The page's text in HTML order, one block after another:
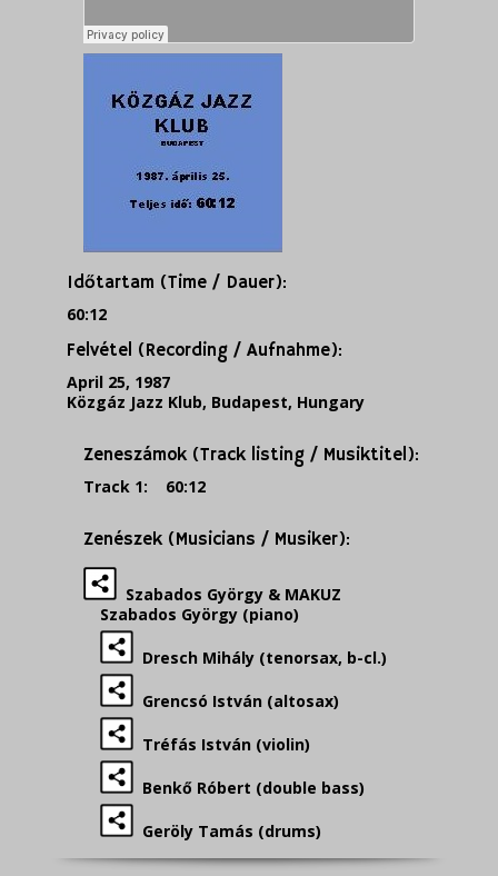
Időtartam (Time / Dauer):
60:12
Felvétel (Recording / Aufnahme):
April 25, 1987
Közgáz Jazz Klub, Budapest, Hungary
Zeneszámok (Track listing / Musiktitel):
Track 1: 60:12
Zenészek (Musicians / Musiker):
Szabados György & MAKUZ
Szabados György (piano)
Dresch Mihály (tenorsax, b-cl.)
Grencsó István (altosax)
Tréfás István (violin)
Benkő Róbert (double bass)
Geröly Tamás (drums)